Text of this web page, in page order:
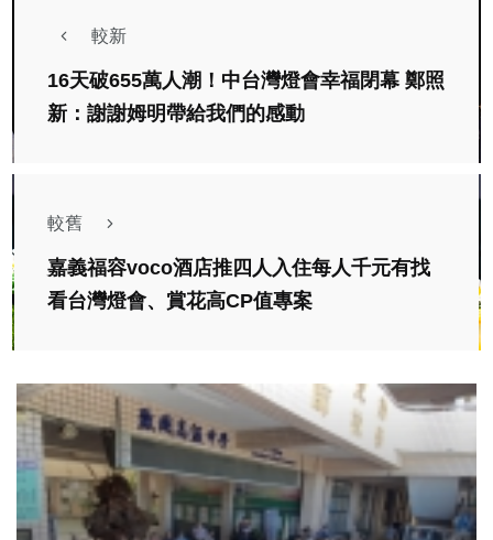
較新
16天破655萬人潮！中台灣燈會幸福閉幕 鄭照
新：謝謝姆明帶給我們的感動
較舊
嘉義福容voco酒店推四人入住每人千元有找
看台灣燈會、賞花高CP值專案